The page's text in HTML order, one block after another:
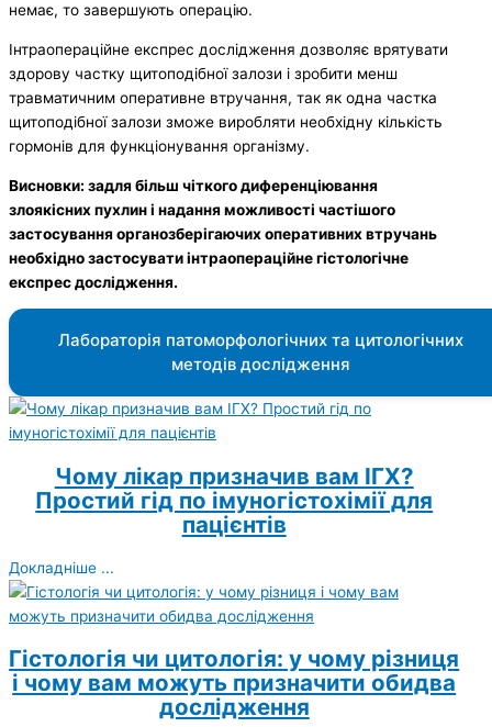
немає, то завершують операцію.
Інтраопераційне експрес дослідження дозволяє врятувати
здорову частку щитоподібної залози і зробити менш
травматичним оперативне втручання, так як одна частка
щитоподібної залози зможе виробляти необхідну кількість
гормонів для функціонування організму.
Висновки: задля більш чіткого диференціювання
злоякісних пухлин і надання можливості частішого
застосування органозберігаючих оперативних втручань
необхідно застосувати інтраопераційне гістологічне
експрес дослідження.
Лабораторія патоморфологічних та цитологічних
методів дослідження
Чому лікар призначив вам ІГХ?
Простий гід по імуногістохімії для
пацієнтів
Докладніше ...
Гістологія чи цитологія: у чому різниця
і чому вам можуть призначити обидва
дослідження